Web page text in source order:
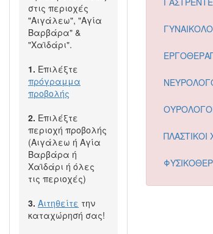
ΠΛΑΣΤΙΚΟΙ
στις περιοχές
"Αιγάλεω", "Αγία
Βαρβάρα" &
"Χαϊδάρι".
1. Επιλέξτε
πρόγραμμα
προβολής
2. Επιλέξτε
περιοχή προβολής
(Αιγάλεω ή Αγία
Βαρβάρα ή
Χαϊδάρι ή όλες
τις περιοχές)
3. Αιτηθείτε την
καταχώρησή σας!